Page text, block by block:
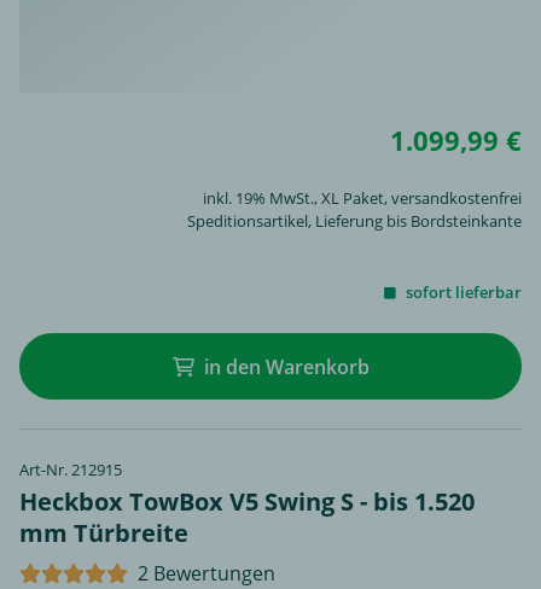
1.099,99 €
inkl. 19% MwSt.,XL Paket, versandkostenfrei
Speditionsartikel, Lieferung bis Bordsteinkante
sofort lieferbar
in den Warenkorb
Art-Nr. 212915
Heckbox TowBox V5 Swing S - bis 1.520
mm Türbreite
2 Bewertungen